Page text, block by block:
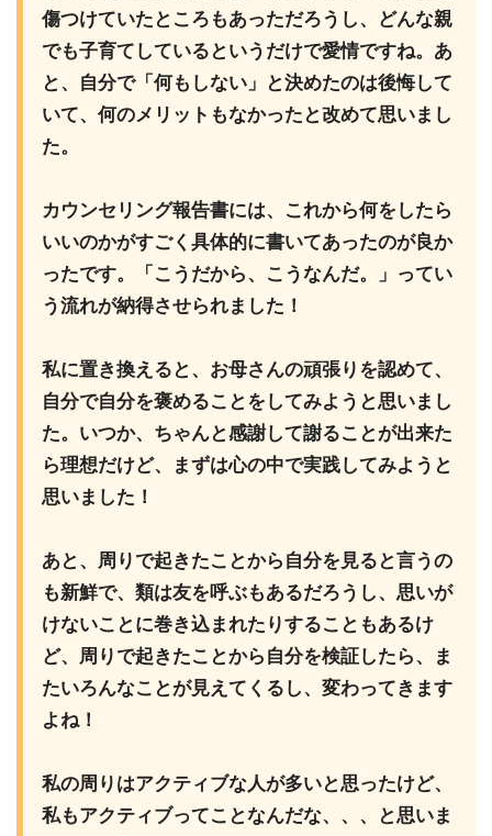
傷つけていたところもあっただろうし、どんな親
でも子育てしているというだけで愛情ですね。あ
と、自分で「何もしない」と決めたのは後悔して
いて、何のメリットもなかったと改めて思いまし
た。
カウンセリング報告書には、これから何をしたら
いいのかがすごく具体的に書いてあったのが良か
ったです。「こうだから、こうなんだ。」ってい
う流れが納得させられました！
私に置き換えると、お母さんの頑張りを認めて、
自分で自分を褒めることをしてみようと思いまし
た。いつか、ちゃんと感謝して謝ることが出来た
ら理想だけど、まずは心の中で実践してみようと
思いました！
あと、周りで起きたことから自分を見ると言うの
も新鮮で、類は友を呼ぶもあるだろうし、思いが
けないことに巻き込まれたりすることもあるけ
ど、周りで起きたことから自分を検証したら、ま
たいろんなことが見えてくるし、変わってきます
よね！
私の周りはアクティブな人が多いと思ったけど、
私もアクティブってことなんだな、、、と思いま